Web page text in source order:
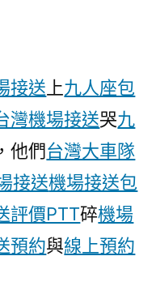
接送 上九人座包
灣機場接送哭九
他們台灣大車隊
接送機場接送包
評價PTT碎機場
預約與線上預約